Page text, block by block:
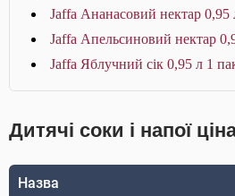
Jaffa Ананасовий нектар 0,95
Jaffa Апельсиновий нектар
Jaffa Яблучний сік 0,95 л 1
Дитячі соки і напої
Назва